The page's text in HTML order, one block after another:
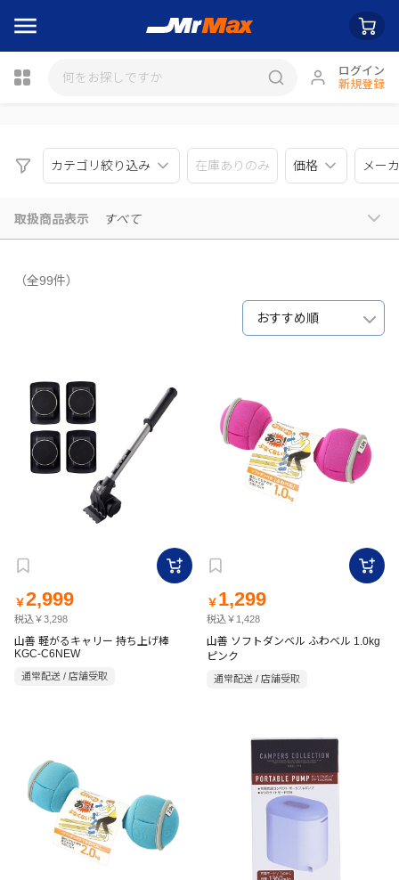
ログイン
新規登録
カテゴリ絞り込み 在庫ありのみ 価格 メー
取扱商品表示 すべて
（全99件）
おすすめ順
￥2,999
税込￥3,298
山善 軽がるキャリー 持ち上げ棒
KGC-C6NEW
通常配送 / 店舗受取
￥ 1,299
税込￥1,428
山善 ソフトダンベル ふわベル 1.0kg
ピンク
通常配送 / 店舗受取